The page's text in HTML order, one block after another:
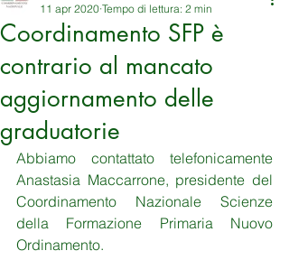
Coordinamento SFP è
contrario al mancato
aggiornamento delle
graduatorie
11 apr 2020 Tempo di lettura: 2 min
Abbiamo contattato telefonicamente
Anastasia Maccarrone, presidente del
Coordinamento Nazionale Scienze
della Formazione Primaria Nuovo
Ordinamento.